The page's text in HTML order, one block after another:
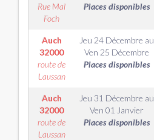
Rue Mal
Foch
Places disponibles
Auch
32000
route de
Laussan
Jeu 24 Décembre au
Ven 25 Décembre
Places disponibles
Auch
32000
route de
Laussan
Jeu 31 Décembre au
Ven 01 Janvier
Places disponibles